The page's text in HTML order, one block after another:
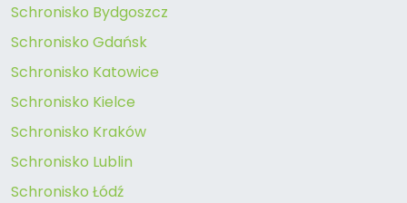
Schronisko Bydgoszcz
Schronisko Gdańsk
Schronisko Katowice
Schronisko Kielce
Schronisko Kraków
Schronisko Lublin
Schronisko Łódź